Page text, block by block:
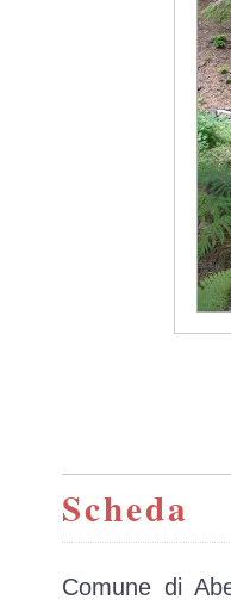
Scheda
Comune di